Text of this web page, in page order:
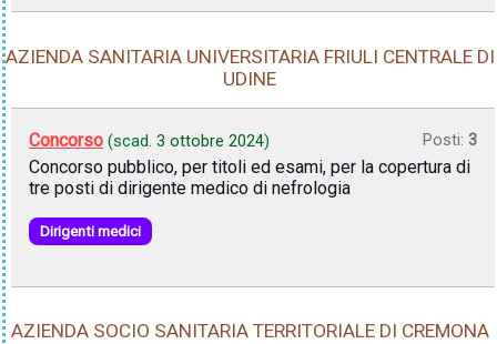
AZIENDA SANITARIA UNIVERSITARIA FRIULI CENTRALE DI
UDINE
Concorso (scad. 3 ottobre 2024) Posti: 3
Concorso pubblico, per titoli ed esami, per la copertura di
tre posti di dirigente medico di nefrologia
Dirigenti medici
AZIENDA SOCIO SANITARIA TERRITORIALE DI CREMONA